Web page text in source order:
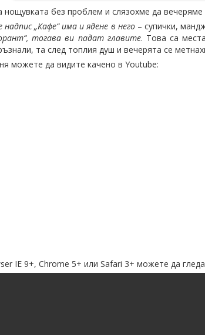
нощувката без проблем и слязохме да
„Кафе“ има и ядене в него– супички,
тогава ви падат главите. Това са
та след топлия душ и вечерята се
можете да видите качено в Youtube:
IE 9+, Chrome 5+ или Safari 3+ можете да